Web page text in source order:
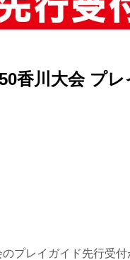
香川大会 プ
プレイガイド先行受